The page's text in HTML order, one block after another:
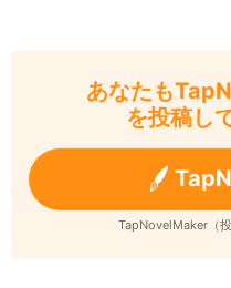
あなたも
を投稿し
TapNovelMaker（